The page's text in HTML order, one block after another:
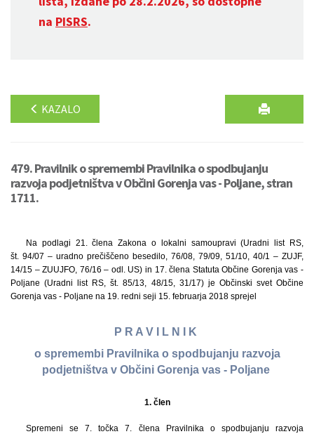
na PISRS.
KAZALO
479. Pravilnik o spremembi Pravilnika o spodbujanju
razvoja podjetništva v Občini Gorenja vas - Poljane, stran
1711.
Na podlagi 21. člena Zakona o lokalni samoupravi (Uradni list RS,
št. 94/07 – uradno prečiščeno besedilo, 76/08, 79/09, 51/10, 40/1 – ZUJF,
14/15 – ZUUJFO, 76/16 – odl. US) in 17. člena Statuta Občine Gorenja vas -
Poljane (Uradni list RS, št. 85/13, 48/15, 31/17) je Občinski svet Občine
Gorenja vas - Poljane na 19. redni seji 15. februarja 2018 sprejel
P R A V I L N I K
o spremembi Pravilnika o spodbujanju razvoja
podjetništva v Občini Gorenja vas - Poljane
1. člen
Spremeni se 7. točka 7. člena Pravilnika o spodbujanju razvoja